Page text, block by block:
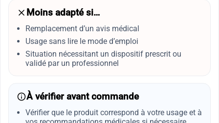
Moins adapté si…
Remplacement d’un avis médical
Usage sans lire le mode d’emploi
Situation nécessitant un dispositif prescrit ou
validé par un professionnel
À vérifier avant commande
Vérifier que le produit correspond à votre usage et à